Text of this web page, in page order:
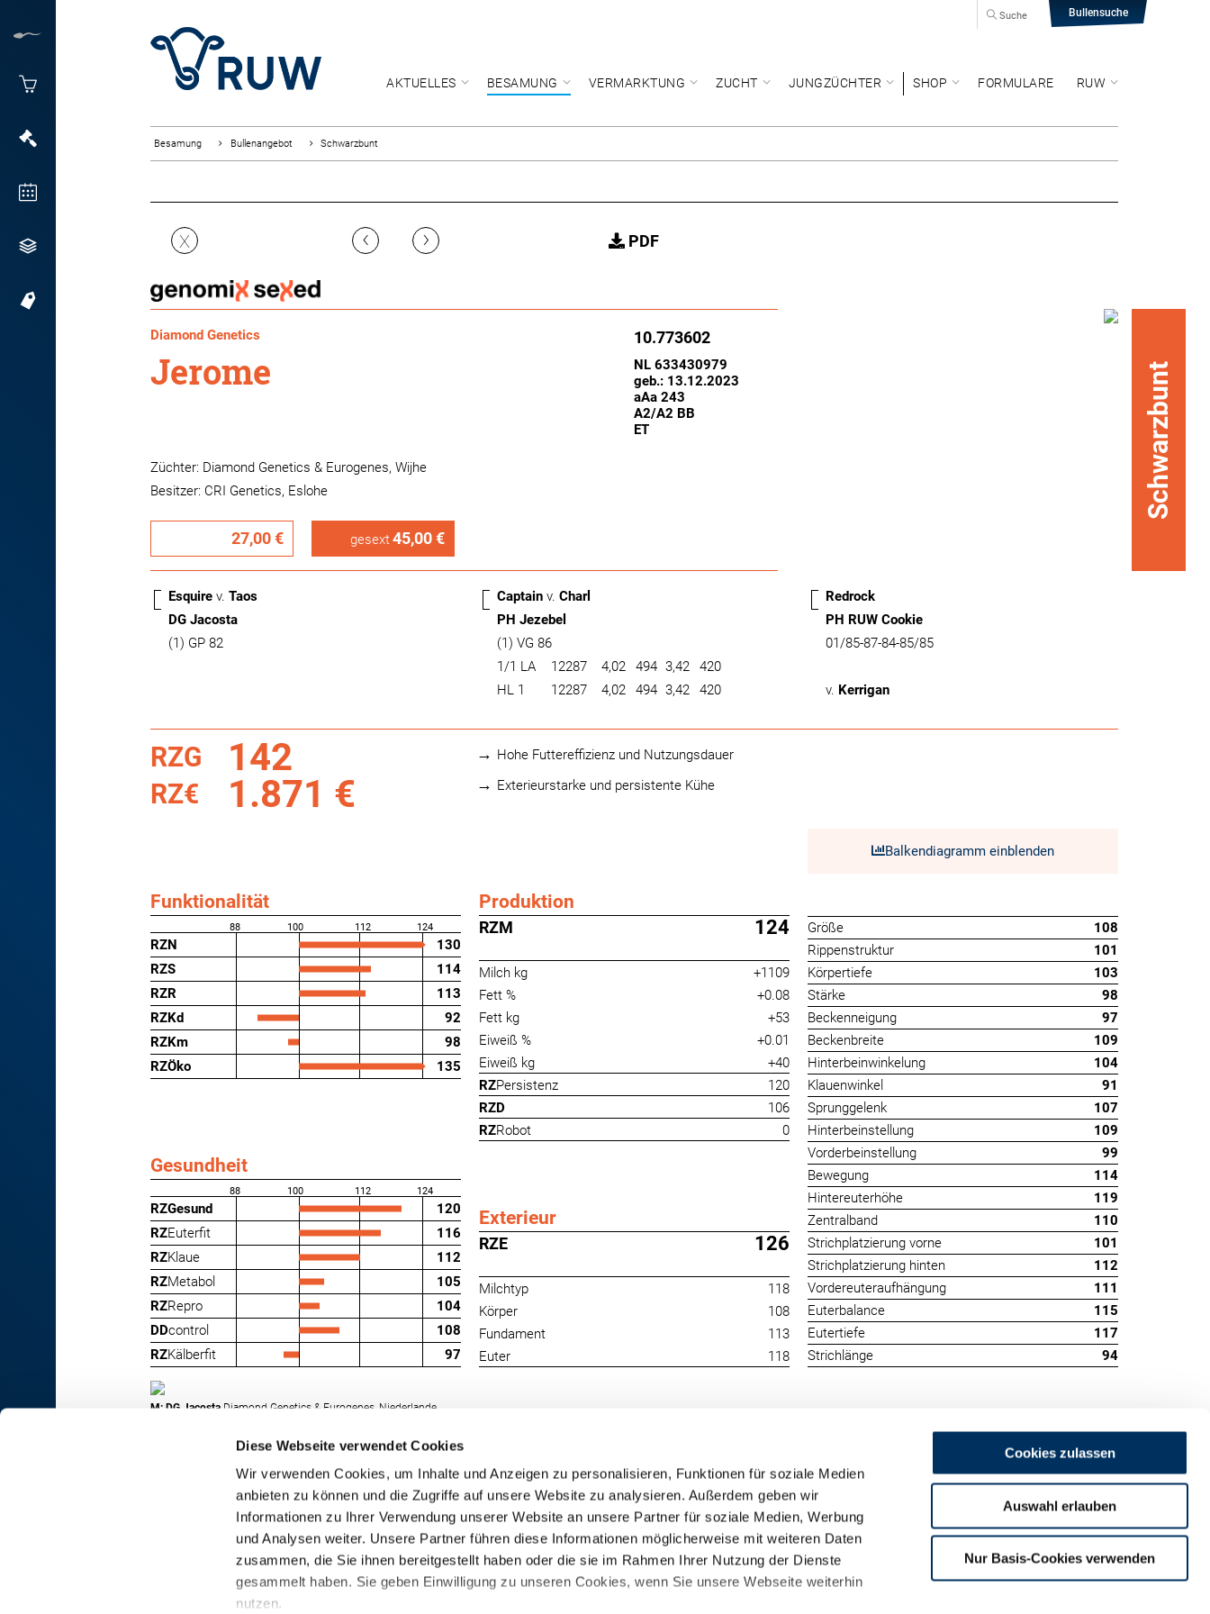
Diese Webseite verwendet Cookies
Wir verwenden Cookies, um Inhalte und Anzeigen zu personalisieren, Funktionen für soziale Medien
anbieten zu können und die Zugriffe auf unsere Website zu analysieren. Außerdem geben wir
Informationen zu Ihrer Verwendung unserer Website an unsere Partner für soziale Medien, Werbung
und Analysen weiter. Unsere Partner führen diese Informationen möglicherweise mit weiteren Daten
zusammen, die Sie ihnen bereitgestellt haben oder die sie im Rahmen Ihrer Nutzung der Dienste
gesammelt haben. Sie geben Einwilligung zu unseren Cookies, wenn Sie unsere Webseite weiterhin
nutzen.
Cookies zulassen
Auswahl erlauben
Nur Basis-Cookies verwenden
Bullensuche
Suche
AKTUELLES BESAMUNG VERMARKTUNG ZUCHT JUNGZÜCHTER SHOP FORMULARE RUW
Besamung Bullenangebot Schwarzbunt
X ‹ › PDF
Diamond Genetics
Jerome
10.773602
NL 633430979
geb.: 13.12.2023
aAa 243
A2/A2 BB
ET
Züchter: Diamond Genetics & Eurogenes, Wijhe
Besitzer: CRI Genetics, Eslohe
27,00 € gesext45,00 €
Schwarzbunt
Esquire v. Taos
DG Jacosta
(1) GP 82
Captain v. Charl
PH Jezebel
(1) VG 86
1/1 LA
12287 4,02 494 3,42
420
HL 1
12287 4,02 494 3,42 420
Redrock
PH RUW Cookie
01/85-87-84-85/85
v. Kerrigan
RZG 142
RZ€ 1.871 €
Hohe Futtereffizienz und Nutzungsdauer
Exterieurstarke und persistente Kühe
Balkendiagramm einblenden
Funktionalität
88 100 112 124
RZN
130
RZS
114
RZR
113
RZKd
92
RZKm
98
RZÖko
135
Gesundheit
88 100 112 124
RZGesund
120
RZEuterfit
116
RZKlaue
112
RZMetabol
105
RZRepro
104
DDcontrol
108
RZKälberfit 97
Produktion
RZM 124
Milch kg
+1109
Fett %
+0.08
Fett kg
+53
Eiweiß %
+0.01
Eiweiß kg
+40
RZPersistenz
120
RZD
106
RZRobot 0
Exterieur
RZE 126
Milchtyp
118
Körper
108
Fundament
113
Euter
118
Größe
108
Rippenstruktur
101
Körpertiefe
103
Stärke
98
Beckenneigung
97
Beckenbreite
109
Hinterbeinwinkelung
104
Klauenwinkel
91
Sprunggelenk
107
Hinterbeinstellung
109
Vorderbeinstellung
99
Bewegung
114
Hintereuterhöhe
119
Zentralband
110
Strichplatzierung vorne
101
Strichplatzierung hinten
112
Vordereuteraufhängung
111
Euterbalance
115
Eutertiefe
117
Strichlänge
94
M: DG Jacosta Diamond Genetics & Eurogenes, Niederlande
RINDER-UNION WEST eG
RUW-Zentrale Münster
RUW-Regionalzentrum
Nordrhein
Kleinewefersstraße 160
RUW-Regionalzentrum
Rheinland-Pfalz/Saarland